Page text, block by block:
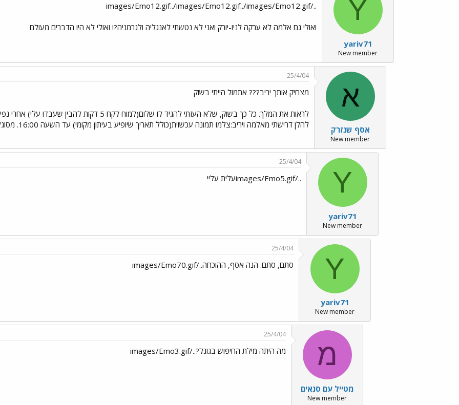
Y
yariv71
New member
../images/Emo12.gif../images/Emo12.gif../images/Emo12.gif
ואולי גם אלמה לא ערקה לניו-יורק ואני לא נטשתי לאנגליה ולגרמניה?! ואולי לא היו הדברים מעולם
א
אסף שנזרק
New member
25/4/04
מצחיק אותך יריב??? אתמול הייתי בשוק
לראות את המלך. כל כך בשוק, שלא העזתי להגיד לו
להלן דרישתי מאלמה ויריב:צלמו תמונה עכשוית(כולל תאריך שיופיע בעיתון מקומי) עד השעה 16:00. מסוגלים?
Y
yariv71
New member
25/4/04
../images/Emo5.gifעלית עליי
Y
yariv71
New member
25/4/04
סתם, סתם. הנה אסף, ההוכחה../images/Emo70.gif
מ
מטייל עם סנאים
New member
25/4/04
מה היתה מילת החיפוש בגוגל?../images/Emo3.gif